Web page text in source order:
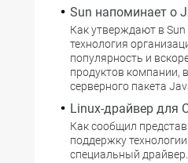
Sun напоминает о
Как утверждают в
технология
популярность и
продуктов компании,
серверного пакета
Linux-драйвер для
Как сообщил
поддержку
специальный